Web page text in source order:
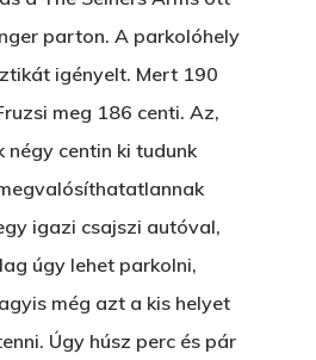
parton. A parkolóhely
igényelt. Mert 190
meg 186 centi. Az,
négy centin ki tudunk
igazi csajszi autóval,
úgy lehet parkolni,
még azt a kis helyet
Úgy húsz perc és pár